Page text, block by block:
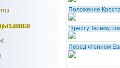
Положение
"Кресту Твоему
Перед чтением